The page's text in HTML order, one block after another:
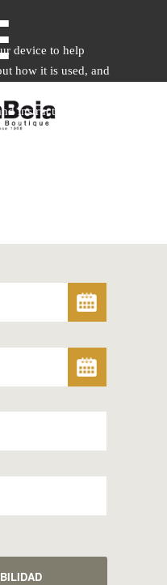
device to help
how it is used, and
instructions on how
Cookie Notice.